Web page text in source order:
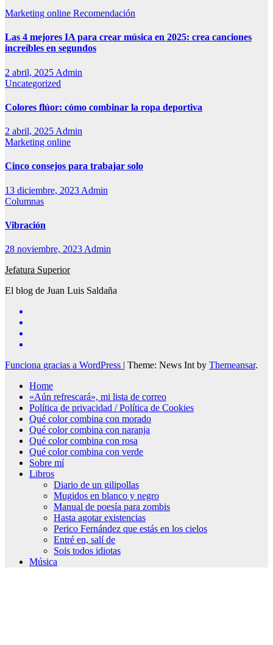
Marketing online Recomendación
Las 4 mejores IA para crear música en 2025: crea canciones
increíbles en segundos
2 abril, 2025 Admin
Uncategorized
Colores flúor: cómo combinar la ropa deportiva
2 abril, 2025 Admin
Marketing online
Cinco consejos para trabajar solo
13 diciembre, 2023 Admin
Columnas
Vibración
28 noviembre, 2023 Admin
Jefatura Superior
El blog de Juan Luis Saldaña
Funciona gracias a WordPress | Theme: News Int by Themeansar.
Home
«Aún refrescará», mi lista de correo
Política de privacidad / Política de Cookies
Qué color combina con morado
Qué color combina con naranja
Qué color combina con rosa
Qué color combina con verde
Sobre mí
Libros
Diario de un gilipollas
Mugidos en blanco y negro
Manual de poesía para zombis
Hasta agotar existencias
Perico Fernández que estás en los cielos
Entré en, salí de
Sois todos idiotas
Música